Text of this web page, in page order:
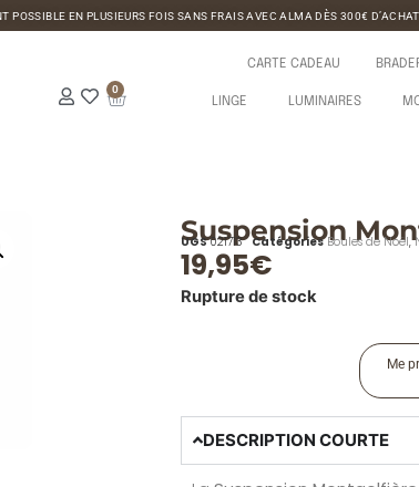
POSSIBLE EN PLUSIEURS FOIS SANS FRAIS AVEC ALMA DÈS 300€ D’ACHAT
0
CARTE CADEAU
LINGE LUMINAIRES
Suspension
UGS021713 Catégories Boules de Noël,
19,95€
Rupture de stock
Me
DESCRIPTION COURTE